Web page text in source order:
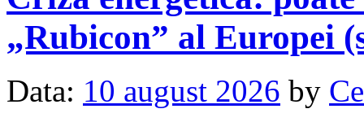
„Rubicon” al Europei
Data: 10 august 2026 by